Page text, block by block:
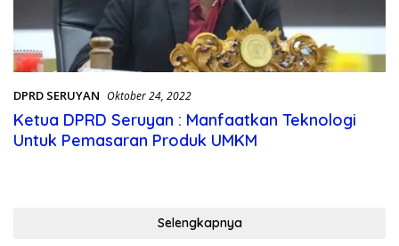
DPRD SERUYAN Oktober 24, 2022
Ketua DPRD Seruyan : Manfaatkan Teknologi
Untuk Pemasaran Produk UMKM
Selengkapnya